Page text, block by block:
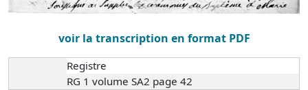
voir la transcription en format PDF
Registre
RG 1 volume SA2 page 42